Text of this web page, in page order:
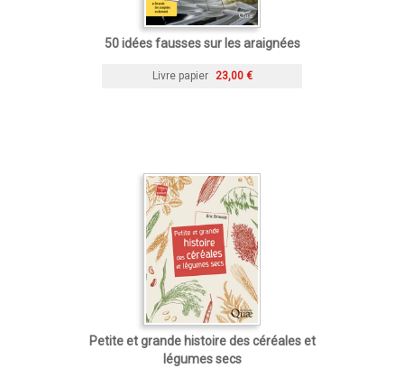
50 idées fausses sur les araignées
Livre papier 23,00 €
Petite et grande histoire des céréales et
légumes secs